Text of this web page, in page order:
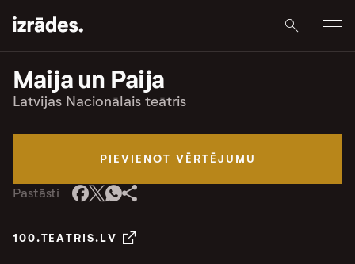
Maija un Paija
Latvijas Nacionālais teātris
PIEVIENOT VĒRTĒJUMU
Pastāsti
100.TEATRIS.LV